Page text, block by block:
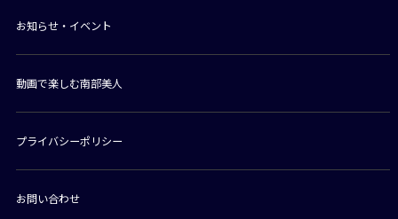
お知らせ・イベント
動画で楽しむ南部美人
プライバシーポリシー
お問い合わせ